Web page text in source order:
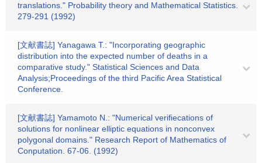
translations." Probability theory and Mathematical Statistics.
279-291 (1992)
[文献書誌] Yanagawa T.: "Incorporating geographic
distribution into the expected number of deaths in a
comparative study." Statistical Sciences and Data
Analysis;Proceedings of the third Pacific Area Statistical
Conference.
[文献書誌] Yamamoto N.: "Numerical verifiecations of
solutions for nonlinear elliptic equations in nonconvex
polygonal domains." Research Report of Mathematics of
Conputation. 67-06. (1992)